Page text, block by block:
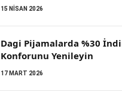
15 NISAN 2026
Dagi Pijamalarda %30
Konforunu Yenileyin
17 MART 2026